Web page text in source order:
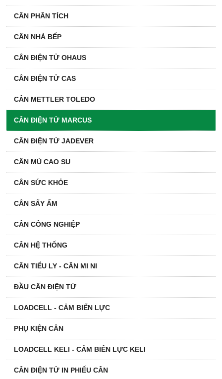
CÂN PHÂN TÍCH
CÂN NHÀ BẾP
CÂN ĐIỆN TỬ OHAUS
CÂN ĐIỆN TỬ CAS
CÂN METTLER TOLEDO
CÂN ĐIỆN TỬ MARCUS
CÂN ĐIỆN TỬ JADEVER
CÂN MỦ CAO SU
CÂN SỨC KHỎE
CÂN SẤY ẨM
CÂN CÔNG NGHIỆP
CÂN HỆ THỐNG
CÂN TIỂU LY - CÂN MI NI
ĐẦU CÂN ĐIỆN TỬ
LOADCELL - CẢM BIẾN LỰC
PHỤ KIỆN CÂN
LOADCELL KELI - CẢM BIẾN LỰC KELI
CÂN ĐIỆN TỬ IN PHIẾU CÂN